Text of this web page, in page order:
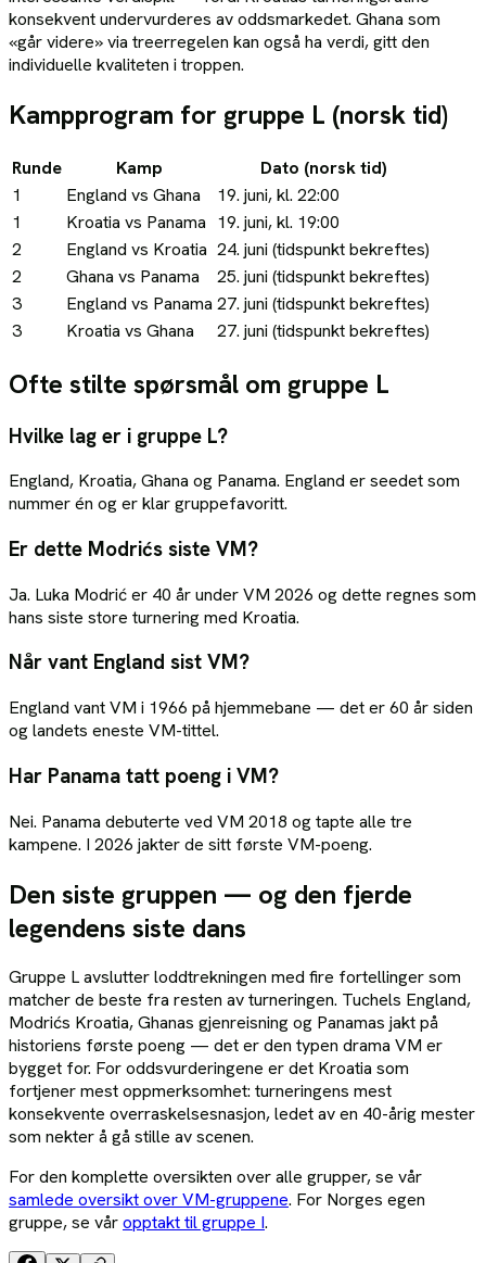
konsekvent undervurderes av oddsmarkedet. Ghana som
«går videre» via treerregelen kan også ha verdi, gitt den
individuelle kvaliteten i troppen.
Kampprogram for gruppe L (norsk tid)
Runde Kamp
Dato (norsk tid)
1
England vs Ghana
19. juni, kl. 22:00
1
Kroatia vs Panama 19. juni, kl. 19:00
2
England vs Kroatia 24. juni (tidspunkt bekreftes)
2
Ghana vs Panama
25. juni (tidspunkt bekreftes)
3
England vs Panama 27. juni (tidspunkt bekreftes)
3
Kroatia vs Ghana 27. juni (tidspunkt bekreftes)
Ofte stilte spørsmål om gruppe L
Hvilke lag er i gruppe L?
England, Kroatia, Ghana og Panama. England er seedet som
nummer én og er klar gruppefavoritt.
Er dette Modrićs siste VM?
Ja. Luka Modrić er 40 år under VM 2026 og dette regnes som
hans siste store turnering med Kroatia.
Når vant England sist VM?
England vant VM i 1966 på hjemmebane — det er 60 år siden
og landets eneste VM-tittel.
Har Panama tatt poeng i VM?
Nei. Panama debuterte ved VM 2018 og tapte alle tre
kampene. I 2026 jakter de sitt første VM-poeng.
Den siste gruppen — og den fjerde
legendens siste dans
Gruppe L avslutter loddtrekningen med fire fortellinger som
matcher de beste fra resten av turneringen. Tuchels England,
Modrićs Kroatia, Ghanas gjenreisning og Panamas jakt på
historiens første poeng — det er den typen drama VM er
bygget for. For oddsvurderingene er det Kroatia som
fortjener mest oppmerksomhet: turneringens mest
konsekvente overraskelsesnasjon, ledet av en 40-årig mester
som nekter å gå stille av scenen.
For den komplette oversikten over alle grupper, se vår
samlede oversikt over VM-gruppene. For Norges egen
gruppe, se våropptakt til gruppe I.